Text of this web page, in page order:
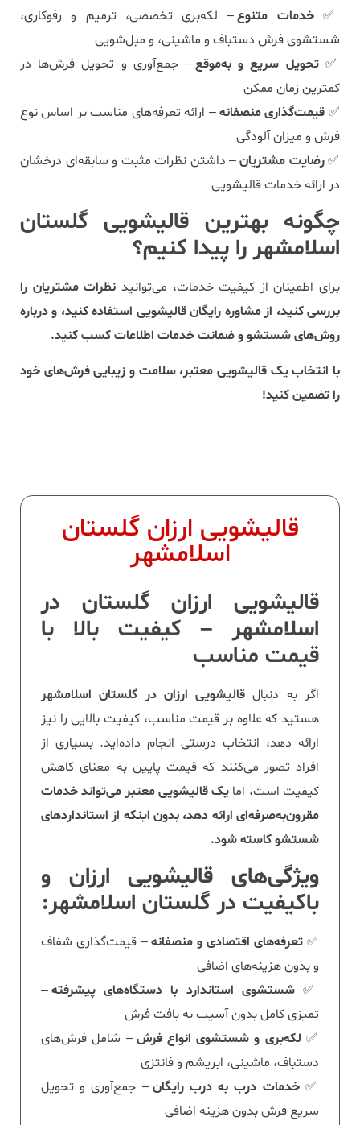
✅خدمات متنوع– لکه‌بری تخصصی، ترمیم و رفوکاری،
شستشوی فرش دستباف و ماشینی، و مبل‌شویی
✅تحویل سریع و به‌موقع– جمع‌آوری و تحویل فرش‌ها در
کمترین زمان ممکن
✅ قیمت‌گذاری منصفانه– ارائه تعرفه‌های مناسب بر اساس نوع
فرش و میزان آلودگی
✅رضایت مشتریان– داشتن نظرات مثبت و سابقه‌ای درخشان
در ارائه خدمات قالیشویی
چگونه بهترین قالیشویی گلستان
اسلامشهر را پیدا کنیم؟
برای اطمینان از کیفیت خدمات، می‌توانید نظرات مشتریان را
بررسی کنید، از مشاوره رایگان قالیشویی استفاده کنید، و درباره
روش‌های شستشو و ضمانت خدمات اطلاعات کسب کنید.
با انتخاب یک قالیشویی معتبر، سلامت و زیبایی فرش‌های خود
را تضمین کنید!
قالیشویی ارزان گلستان
اسلامشهر
قالیشویی ارزان گلستان در
اسلامشهر – کیفیت بالا با
قیمت مناسب
اگر به دنبال قالیشویی ارزان در گلستان اسلامشهر
هستید که علاوه بر قیمت مناسب، کیفیت بالایی را نیز
ارائه دهد، انتخاب درستی انجام داده‌اید. بسیاری از
افراد تصور می‌کنند که قیمت پایین به معنای کاهش
کیفیت است، اما یک قالیشویی معتبر می‌تواند خدمات
مقرون‌به‌صرفه‌ای ارائه دهد، بدون اینکه از استانداردهای
شستشو کاسته شود.
ویژگی‌های قالیشویی ارزان و
باکیفیت در گلستان اسلامشهر:
✅ تعرفه‌های اقتصادی و منصفانه– قیمت‌گذاری شفاف
و بدون هزینه‌های اضافی
✅شستشوی استاندارد با دستگاه‌های پیشرفته–
تمیزی کامل بدون آسیب به بافت فرش
✅ لکه‌بری و شستشوی انواع فرش– شامل فرش‌های
دستباف، ماشینی، ابریشم و فانتزی
✅خدمات درب به درب رایگان– جمع‌آوری و تحویل
سریع فرش بدون هزینه اضافی